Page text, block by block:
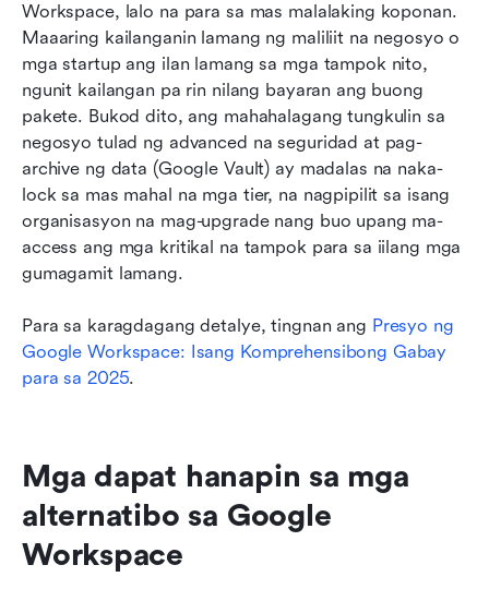
Workspace, lalo na para sa mas malalaking koponan.
Maaaring kailanganin lamang ng maliliit na negosyo o
mga startup ang ilan lamang sa mga tampok nito,
ngunit kailangan pa rin nilang bayaran ang buong
pakete. Bukod dito, ang mahahalagang tungkulin sa
negosyo tulad ng advanced na seguridad at pag-
archive ng data (Google Vault) ay madalas na naka-
lock sa mas mahal na mga tier, na nagpipilit sa isang
organisasyon na mag-upgrade nang buo upang ma-
access ang mga kritikal na tampok para sa iilang mga
gumagamit lamang.
Para sa karagdagang detalye, tingnan ang Presyo ng
Google Workspace: Isang Komprehensibong Gabay
para sa 2025.
Mga dapat hanapin sa mga
alternatibo sa Google
Workspace